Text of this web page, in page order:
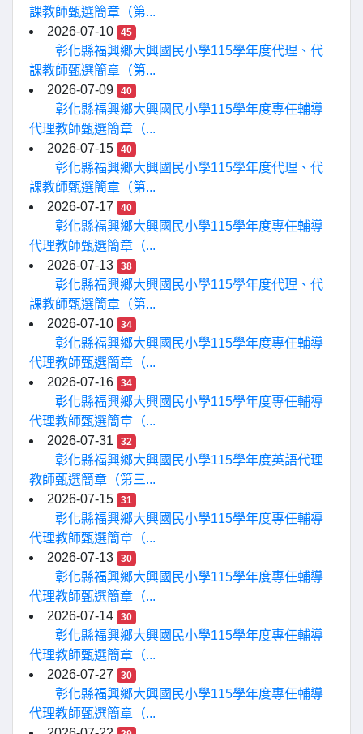
課教師甄選簡章（第...
2026-07-10
45
彰化縣福興鄉大興國民小學115學年度代理、代
課教師甄選簡章（第...
2026-07-09
40
彰化縣福興鄉大興國民小學115學年度專任輔導
代理教師甄選簡章（...
2026-07-15
40
彰化縣福興鄉大興國民小學115學年度代理、代
課教師甄選簡章（第...
2026-07-17
40
彰化縣福興鄉大興國民小學115學年度專任輔導
代理教師甄選簡章（...
2026-07-13
38
彰化縣福興鄉大興國民小學115學年度代理、代
課教師甄選簡章（第...
2026-07-10
34
彰化縣福興鄉大興國民小學115學年度專任輔導
代理教師甄選簡章（...
2026-07-16
34
彰化縣福興鄉大興國民小學115學年度專任輔導
代理教師甄選簡章（...
2026-07-31
32
彰化縣福興鄉大興國民小學115學年度英語代理
教師甄選簡章（第三...
2026-07-15
31
彰化縣福興鄉大興國民小學115學年度專任輔導
代理教師甄選簡章（...
2026-07-13
30
彰化縣福興鄉大興國民小學115學年度專任輔導
代理教師甄選簡章（...
2026-07-14
30
彰化縣福興鄉大興國民小學115學年度專任輔導
代理教師甄選簡章（...
2026-07-27
30
彰化縣福興鄉大興國民小學115學年度專任輔導
代理教師甄選簡章（...